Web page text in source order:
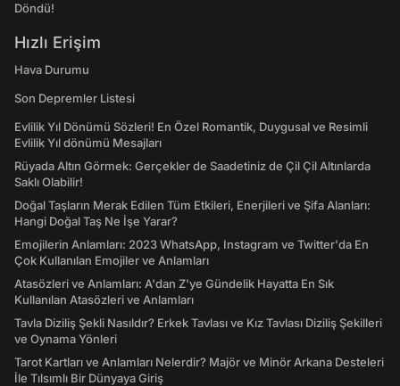
Döndü!
Hızlı Erişim
Hava Durumu
Son Depremler Listesi
Evlilik Yıl Dönümü Sözleri! En Özel Romantik, Duygusal ve Resimli
Evlilik Yıl dönümü Mesajları
Rüyada Altın Görmek: Gerçekler de Saadetiniz de Çil Çil Altınlarda
Saklı Olabilir!
Doğal Taşların Merak Edilen Tüm Etkileri, Enerjileri ve Şifa Alanları:
Hangi Doğal Taş Ne İşe Yarar?
Emojilerin Anlamları: 2023 WhatsApp, Instagram ve Twitter'da En
Çok Kullanılan Emojiler ve Anlamları
Atasözleri ve Anlamları: A'dan Z'ye Gündelik Hayatta En Sık
Kullanılan Atasözleri ve Anlamları
Tavla Diziliş Şekli Nasıldır? Erkek Tavlası ve Kız Tavlası Diziliş Şekilleri
ve Oynama Yönleri
Tarot Kartları ve Anlamları Nelerdir? Majör ve Minör Arkana Desteleri
İle Tılsımlı Bir Dünyaya Giriş